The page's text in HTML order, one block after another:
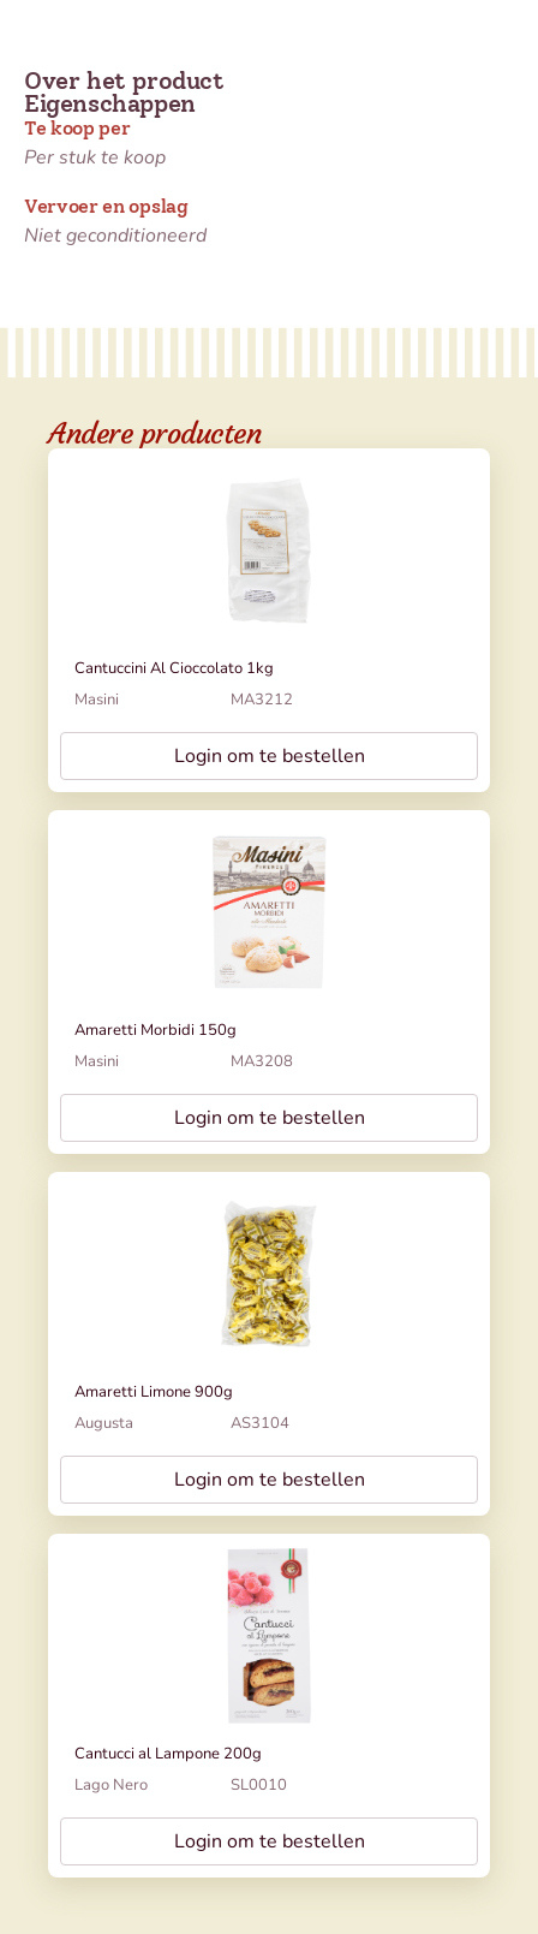
Eigenschappen
Te koop per
Per stuk te koop
Vervoer en opslag
Niet geconditioneerd
Over het product
Andere producten
Cantuccini Al Cioccolato 1kg
Masini
MA3212
Login om te bestellen
Amaretti Morbidi 150g
Masini
MA3208
Login om te bestellen
Amaretti Limone 900g
Augusta
AS3104
Login om te bestellen
Cantucci al Lampone 200g
Lago Nero
SL0010
Login om te bestellen